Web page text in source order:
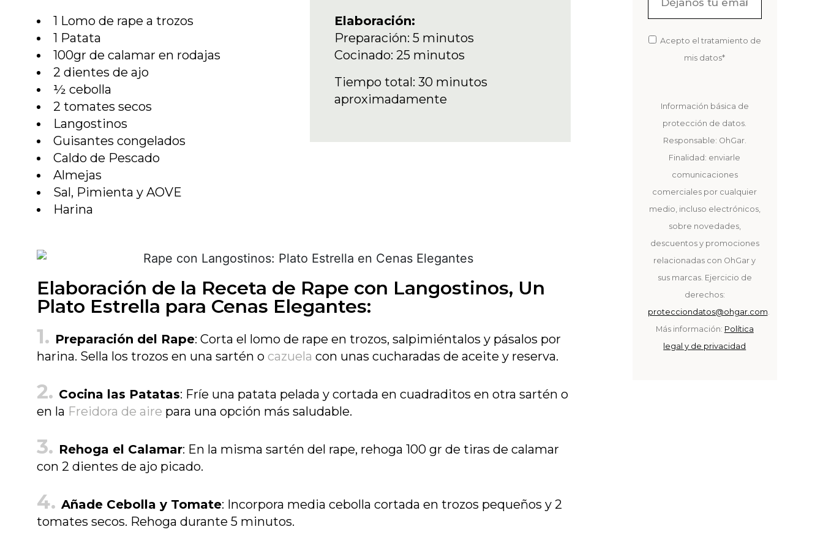
1 Lomo de rape a trozos
1 Patata
100gr de calamar en rodajas
2 dientes de ajo
½ cebolla
2 tomates secos
Langostinos
Guisantes congelados
Caldo de Pescado
Almejas
Sal, Pimienta y AOVE
Harina
Elaboración:
Preparación: 5 minutos
Cocinado: 25 minutos
Tiempo total: 30 minutos
aproximadamente
Elaboración de la Receta de Rape con Langostinos, Un
Plato Estrella para Cenas Elegantes:
Preparación del Rape: Corta el lomo de rape en trozos, salpimiéntalos y pásalos por
harina. Sella los trozos en una sartén o cazuela con unas cucharadas de aceite y reserva.
Cocina las Patatas: Fríe una patata pelada y cortada en cuadraditos en otra sartén o
en la Freidora de aire para una opción más saludable.
Rehoga el Calamar: En la misma sartén del rape, rehoga 100 gr de tiras de calamar
con 2 dientes de ajo picado.
Añade Cebolla y Tomate: Incorpora media cebolla cortada en trozos pequeños y 2
tomates secos. Rehoga durante 5 minutos.
Acepto el tratamiento de
mis datos*
Información básica de
protección de datos.
Responsable: OhGar.
Finalidad: enviarle
comunicaciones
comerciales por cualquier
medio, incluso electrónicos,
sobre novedades,
descuentos y promociones
relacionadas con OhGar y
sus marcas. Ejercicio de
derechos:
protecciondatos@ohgar.com
Más información: Política
legal y de privacidad